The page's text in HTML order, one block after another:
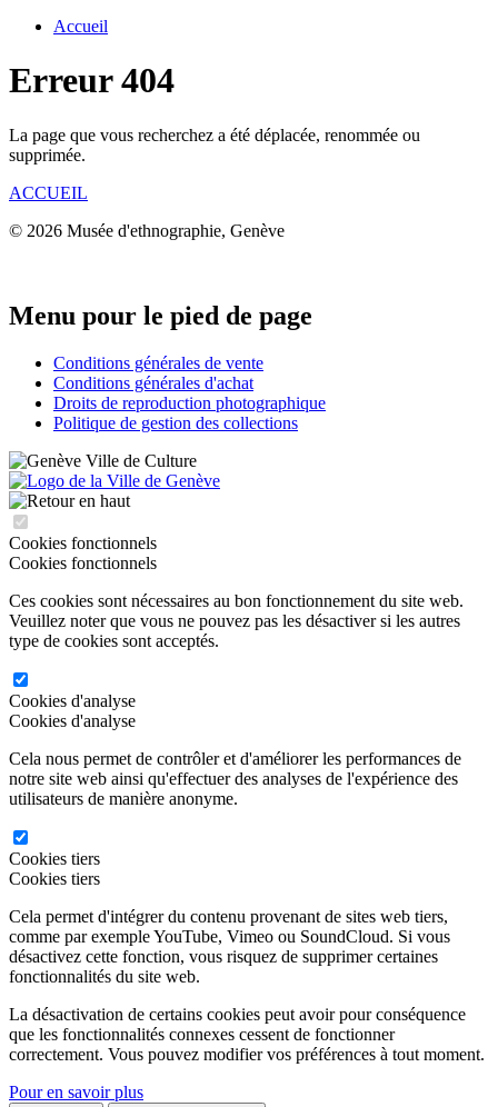
Accueil
Erreur 404
La page que vous recherchez a été déplacée, renommée ou
supprimée.
ACCUEIL
© 2026 Musée d'ethnographie, Genève
Menu pour le pied de page
Conditions générales de vente
Conditions générales d'achat
Droits de reproduction photographique
Politique de gestion des collections
Cookies fonctionnels
Cookies fonctionnels
Ces cookies sont nécessaires au bon fonctionnement du site web.
Veuillez noter que vous ne pouvez pas les désactiver si les autres
type de cookies sont acceptés.
Cookies d'analyse
Cookies d'analyse
Cela nous permet de contrôler et d'améliorer les performances de
notre site web ainsi qu'effectuer des analyses de l'expérience des
utilisateurs de manière anonyme.
Cookies tiers
Cookies tiers
Cela permet d'intégrer du contenu provenant de sites web tiers,
comme par exemple YouTube, Vimeo ou SoundCloud. Si vous
désactivez cette fonction, vous risquez de supprimer certaines
fonctionnalités du site web.
La désactivation de certains cookies peut avoir pour conséquence
que les fonctionnalités connexes cessent de fonctionner
correctement. Vous pouvez modifier vos préférences à tout moment.
Pour en savoir plus